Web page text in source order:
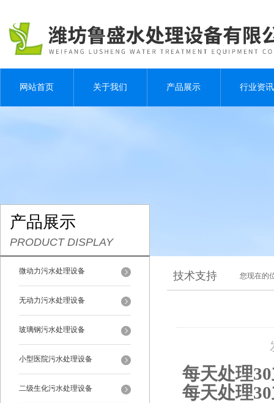
网站首页 关于我们 产品展示 行业资讯
产品展示
PRODUCT DISPLAY
微动力污水处理设备
无动力污水处理设备
玻璃钢污水处理设备
小型医院污水处理设备
二级生化污水处理设备
技术支持 您现在的
每天处理
每天处理